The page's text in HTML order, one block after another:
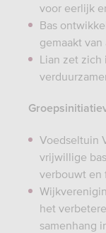
voor eerlijk
Bas
gemaakt
Lian zet zich
Voedseltuin
vrijwillige
verbouwt en
het
samenhang